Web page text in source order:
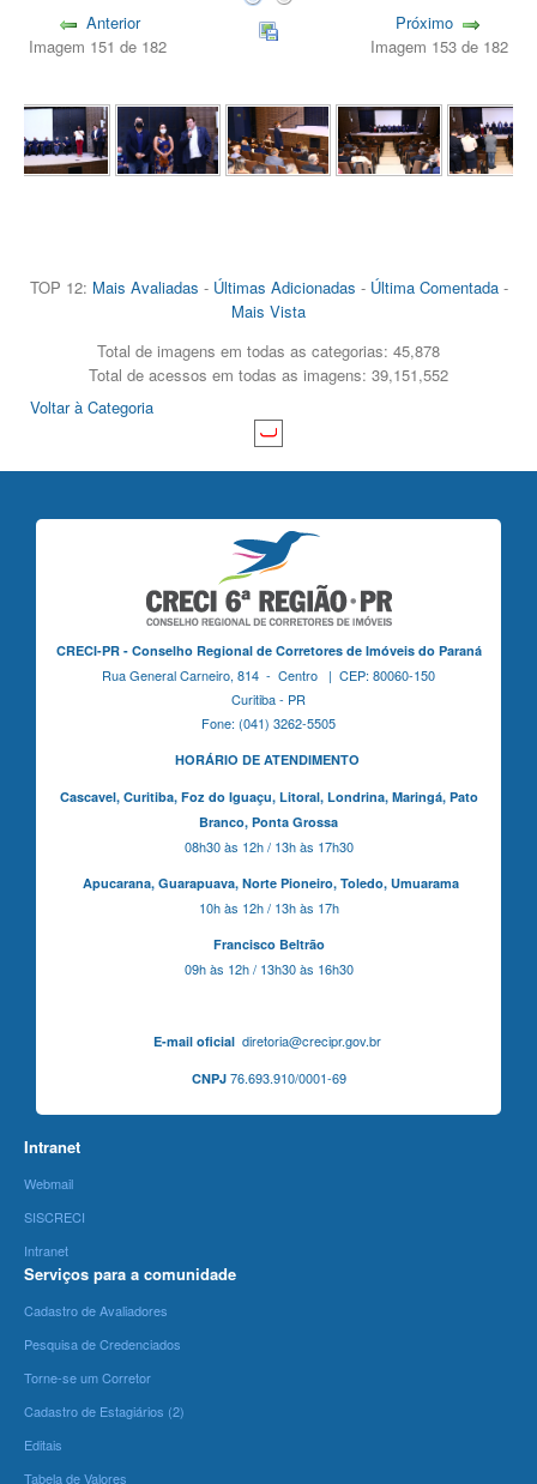
Anterior
Imagem 151 de 182
Próximo
Imagem 153 de 182
TOP 12: Mais Avaliadas - Últimas Adicionadas - Última Comentada-
Mais Vista
Total de imagens em todas as categorias: 45,878
Total de acessos em todas as imagens: 39,151,552
Voltar à Categoria
CRECI-PR - Conselho Regional de Corretores de Imóveis do Paraná
Rua General Carneiro, 814 - Centro | CEP: 80060-150
Curitiba - PR
Fone: (041) 3262-5505
HORÁRIO DE ATENDIMENTO
Cascavel, Curitiba,Foz do Iguaçu, Litoral, Londrina, Maringá, Pato
Branco, Ponta Grossa
08h30 às 12h / 13h às 17h30
Apucarana, Guarapuava, Norte Pioneiro, Toledo, Umuarama
10h às 12h / 13h às 17h
Francisco Beltrão
09h às 12h / 13h30 às 16h30
E-mail oficialdiretoria@crecipr.gov.br
CNPJ76.693.910/0001-69
Intranet
Webmail
SISCRECI
Intranet
Serviços para a comunidade
Cadastro de Avaliadores
Pesquisa de Credenciados
Torne-se um Corretor
Cadastro de Estagiários (2)
Editais
Tabela de Valores